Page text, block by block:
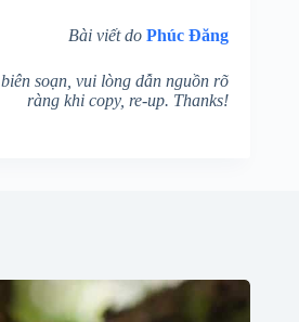
Bài viết do Phúc Đăng
biên soạn, vui lòng dẫn nguồn rõ
ràng khi copy, re-up. Thanks!